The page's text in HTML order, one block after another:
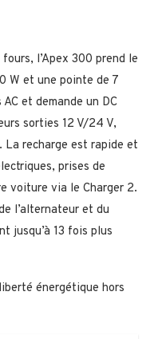
l’Apex 300 prend le
W et une pointe de 7
et demande un DC
sorties 12 V/24 V,
La recharge est rapide et
prises de
voiture via le Charger 2.
l’alternateur et du
jusqu’à 13 fois plus
énergétique hors